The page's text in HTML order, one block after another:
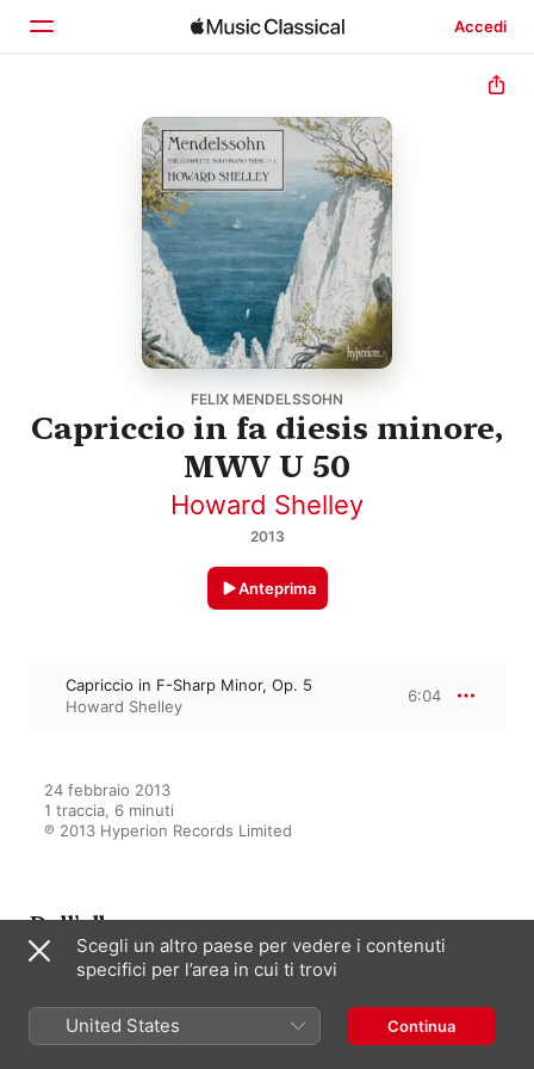
Accedi
FELIX MENDELSSOHN
Capriccio in fa diesis minore,
MWV U 50
Howard Shelley
2013
Anteprima
Capriccio in F-Sharp Minor, Op. 5
Howard Shelley
6:04
24 febbraio 2013
1 traccia, 6 minuti
℗ 2013 Hyperion Records Limited
Dall’album
Words, Op. 19b; Pieces, Op. 5–7
(The Complete Solo Piano
Scegli un altro paese per vedere i contenuti
specifici per l’area in cui ti trovi
United States Continua